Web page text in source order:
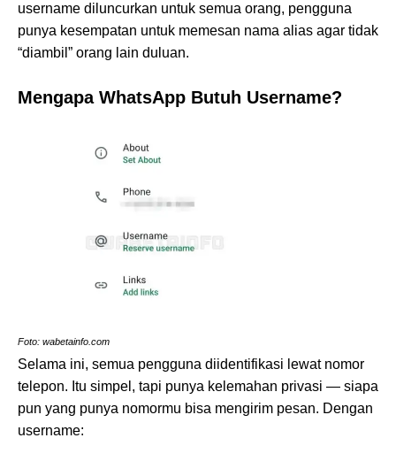
username diluncurkan untuk semua orang, pengguna
punya kesempatan untuk memesan nama alias agar tidak
“diambil” orang lain duluan.
Mengapa WhatsApp Butuh Username?
Foto: wabetainfo.com
Selama ini, semua pengguna diidentifikasi lewat nomor
telepon. Itu simpel, tapi punya kelemahan privasi — siapa
pun yang punya nomormu bisa mengirim pesan. Dengan
username: